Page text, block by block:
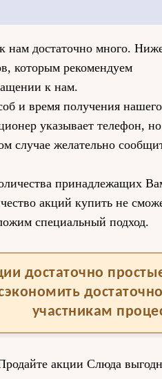
нам достаточно много.
которым рекомендуем
к нам.
и время получения
указывает телефон,
случае желательно
принадлежащих
акций купить не
специальный подход.
достаточно
участникам
акции Слюда